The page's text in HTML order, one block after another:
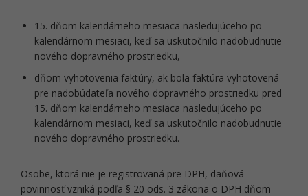
15. dňom kalendárneho mesiaca nasledujúceho po
kalendárnom mesiaci, keď sa uskutočnilo nadobudnutie
nového dopravného prostriedku,
dňom vyhotovenia faktúry, ak bola faktúra vyhotovená
pre nadobúdateľa nového dopravného prostriedku pred
15. dňom kalendárneho mesiaca nasledujúceho po
kalendárnom mesiaci, keď sa uskutočnilo nadobudnutie
nového dopravného prostriedku.
Osobe, ktorá nie je registrovaná pre DPH, daňová
povinnosť vzniká podľa § 20 ods. 3 zákona o DPH dňom